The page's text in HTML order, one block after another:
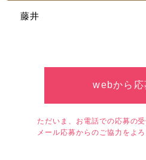
藤井
webから応
ただいま、お電話での応募の
メール応募からのご協力をよ